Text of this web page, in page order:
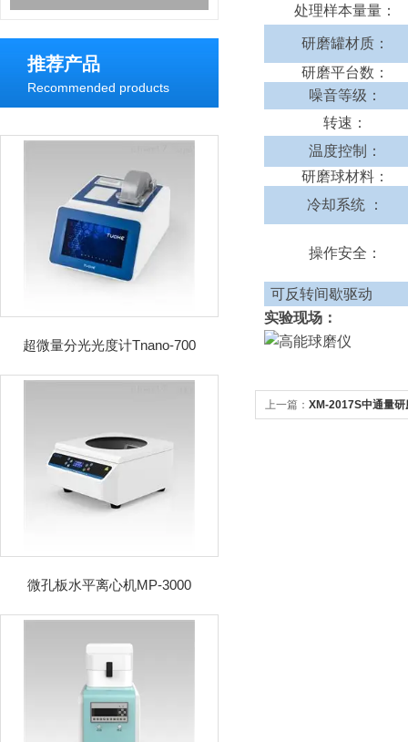
推荐产品
Recommended products
超微量分光光度计Tnano-700
微孔板水平离心机MP-3000
处理样本量量：
研磨罐材质：
研磨平台数：
噪音等级：
转速：
温度控制：
研磨球材料：
冷却系统 ：
操作安全：
可反转间歇驱
实验现场：
上一篇： XM-2017S中通量研